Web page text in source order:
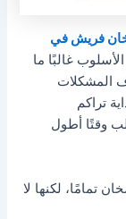
فريش في
غالبًا ما
المشكلات
تراكم
وقتًا أطول
تمامًا، لكنها لا